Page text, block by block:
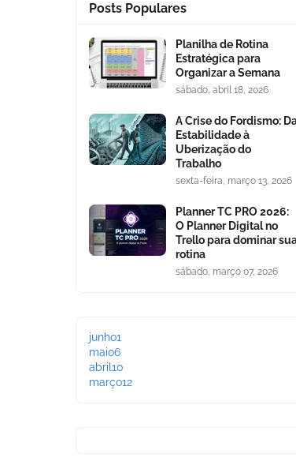
Posts Populares
Planilha de Rotina
Estratégica para
Organizar a Semana
sábado, abril 18, 2026
A Crise do Fordismo:
Estabilidade à
Uberização do
Trabalho
sexta-feira, março 13, 2026
Planner TC PRO 2026:
O Planner Digital no
Trello para dominar
rotina
sábado, março 07, 2026
junho1
maio6
abril 10
março12